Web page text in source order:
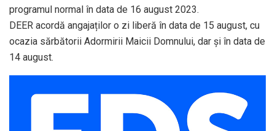
programul normal în data de 16 august 2023.
DEER acordă angajaților o zi liberă în data de 15 august, cu
ocazia sărbătorii Adormirii Maicii Domnului, dar și în data de
14 august.